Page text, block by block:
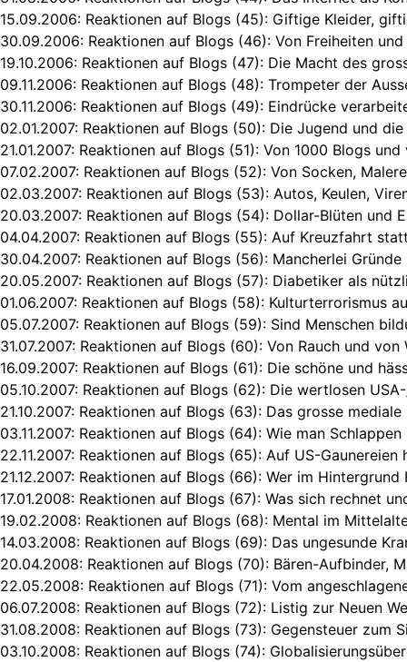
15.09.2006: Reaktionen auf Blogs (45): Giftige Kleider,
30.09.2006: Reaktionen auf Blogs (46): Von Freiheiten
19.10.2006: Reaktionen auf Blogs (47): Die Macht des
09.11.2006: Reaktionen auf Blogs (48): Trompeter der
30.11.2006: Reaktionen auf Blogs (49): Eindrücke
02.01.2007: Reaktionen auf Blogs (50): Die Jugend und
21.01.2007: Reaktionen auf Blogs (51): Von 1000 Blogs
07.02.2007: Reaktionen auf Blogs (52): Von Socken,
02.03.2007: Reaktionen auf Blogs (53): Autos, Keulen,
20.03.2007: Reaktionen auf Blogs (54): Dollar-Blüten und
04.04.2007: Reaktionen auf Blogs (55): Auf Kreuzfahrt
30.04.2007: Reaktionen auf Blogs (56): Mancherlei Gründe
20.05.2007: Reaktionen auf Blogs (57): Diabetiker als
01.06.2007: Reaktionen auf Blogs (58): Kulturterrorismus
05.07.2007: Reaktionen auf Blogs (59): Sind Menschen
31.07.2007: Reaktionen auf Blogs (60): Von Rauch und von
16.09.2007: Reaktionen auf Blogs (61): Die schöne und
05.10.2007: Reaktionen auf Blogs (62): Die wertlosen USA-
21.10.2007: Reaktionen auf Blogs (63): Das grosse mediale
03.11.2007: Reaktionen auf Blogs (64): Wie man
22.11.2007: Reaktionen auf Blogs (65): Auf US-Gaunereien
21.12.2007: Reaktionen auf Blogs (66): Wer im Hintergrund
17.01.2008: Reaktionen auf Blogs (67): Was sich rechnet
19.02.2008: Reaktionen auf Blogs (68): Mental im
14.03.2008: Reaktionen auf Blogs (69): Das ungesunde
20.04.2008: Reaktionen auf Blogs (70): Bären-Aufbinder,
22.05.2008: Reaktionen auf Blogs (71): Vom
06.07.2008: Reaktionen auf Blogs (72): Listig zur Neuen
31.08.2008: Reaktionen auf Blogs (73): Gegensteuer zum
03.10.2008: Reaktionen auf Blogs (74):